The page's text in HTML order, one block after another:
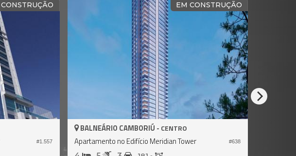
- MOBILIADO
#1.057
FRENTE MAR
#2.565
BALNEÁRIO CAMBORIÚ -CENTRO
Apartamento no Edifício Titanium Tower